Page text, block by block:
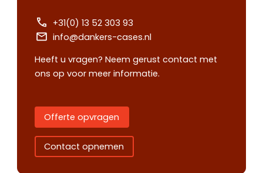
+31(0) 13 52 303 93
info@dankers-cases.nl
Heeft u vragen? Neem gerust contact met
ons op voor meer informatie.
Offerte opvragen
Contact opnemen